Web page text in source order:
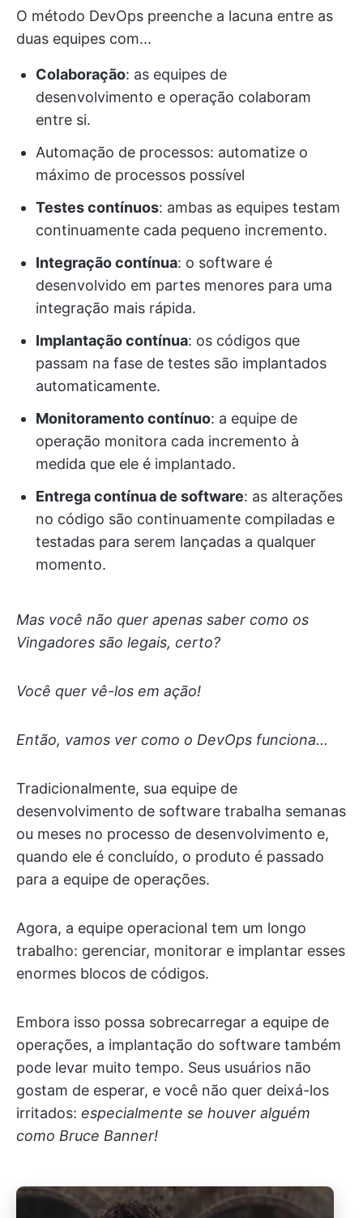
O método DevOps preenche a lacuna entre as
duas equipes com...
Colaboração: as equipes de
desenvolvimento e operação colaboram
entre si.
Automação de processos: automatize o
máximo de processos possível
Testes contínuos: ambas as equipes testam
continuamente cada pequeno incremento.
Integração contínua: o software é
desenvolvido em partes menores para uma
integração mais rápida.
Implantação contínua: os códigos que
passam na fase de testes são implantados
automaticamente.
Monitoramento contínuo: a equipe de
operação monitora cada incremento à
medida que ele é implantado.
Entrega contínua de software: as alterações
no código são continuamente compiladas e
testadas para serem lançadas a qualquer
momento.
Mas você não quer apenas saber como os
Vingadores são legais, certo?
Você quer vê-los em ação!
Então, vamos ver como o DevOps funciona...
Tradicionalmente, sua equipe de
desenvolvimento de software trabalha semanas
ou meses no processo de desenvolvimento e,
quando ele é concluído, o produto é passado
para a equipe de operações.
Agora, a equipe operacional tem um longo
trabalho: gerenciar, monitorar e implantar esses
enormes blocos de códigos.
Embora isso possa sobrecarregar a equipe de
operações, a implantação do software também
pode levar muito tempo. Seus usuários não
gostam de esperar, e você não quer deixá-los
irritados: especialmente se houver alguém
como Bruce Banner!